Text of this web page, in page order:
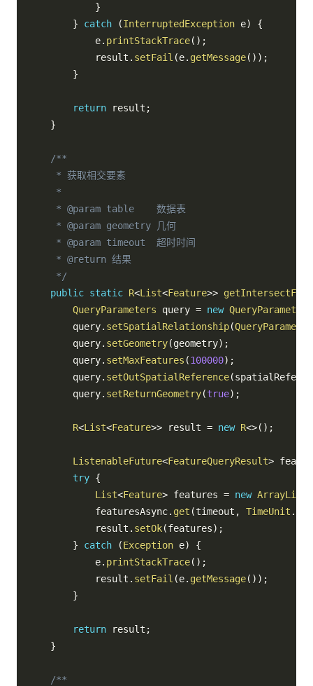
}
}
catch (InterruptedException e)
{
            e
. printStackTrace( ) ;
            result
. setFail (e. getMessage( ) ) ;
}
return result ;
}
/**
     * 获取相交要素
     *
     * @param table    数据表
     * @param geometry 几何
     * @param timeout  超时时间
     * @return 结果
     */
public static R<List<Feature>>
QueryParameters query = new QueryParameters
        query
. setSpatialRelationship(
        query
. setGeometry(geometry) ;
        query
. setMaxFeatures (100000) ;
        query
. setOutSpatialReference(
        query
. setReturnGeometry(true) ;
R<List<Feature>> result = new R<>( ) ;
ListenableFuture<FeatureQueryResult>
try {
List<Feature> features = new ArrayList
            featuresAsync
. get (timeout , TimeUnit .
            result
. setOk(features) ;
}
catch (Exception e)
{
            e
. printStackTrace( ) ;
            result
. setFail (e. getMessage( ) ) ;
}
return result ;
}
/**